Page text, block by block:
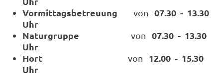
Vormittagsbetreuung von 07.30 - 13.30
Uhr
Naturgruppe
von 07.30 - 13.30
Uhr
Hort von 12.00 - 15.30
Uhr